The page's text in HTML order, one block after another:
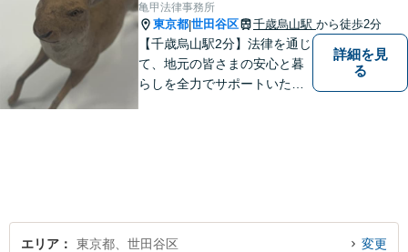
亀甲法律事務所
東京都|世田谷区 千歳烏山駅 から徒歩2分
【千歳烏山駅2分】法律を通じ
て、地元の皆さまの安心と暮
らしを全力でサポートいたし
の法律事務所】
詳細を見
る
エリア 東京都、世田谷区 変更